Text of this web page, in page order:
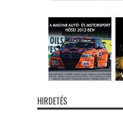
HIRDETÉS